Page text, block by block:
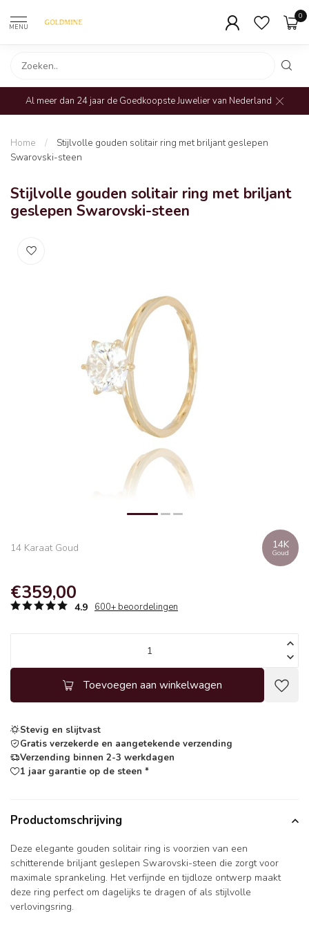
MENU
0
Al meer dan 24 jaar de Goedkoopste Juwelier van Nederland
Home /
Stijlvolle gouden solitair ring met briljant geslepen
Swarovski-steen
Stijlvolle gouden solitair ring met briljant
geslepen Swarovski-steen
14 Karaat Goud 14K
Goud
€359,00
4.9 600+ beoordelingen
Toevoegen aan winkelwagen
Stevig en slijtvast
Gratis verzekerde en aangetekende verzending
Verzending binnen 2-3 werkdagen
1 jaar garantie op de steen *
Productomschrijving
Deze elegante gouden solitair ring is voorzien van een
schitterende briljant geslepen Swarovski-steen die zorgt voor
maximale sprankeling. Het verfijnde en tijdloze ontwerp maakt
deze ring perfect om dagelijks te dragen of als stijlvolle
verlovingsring.